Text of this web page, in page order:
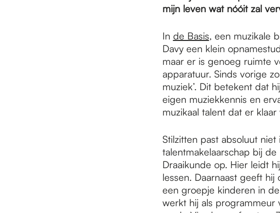
mijn leven wat nóóit zal
In de Basis, een muzikale
Davy een klein
maar er is genoeg ruimte
apparatuur. Sinds vorige
muziek’. Dit betekent dat
eigen muziekkennis en
muzikaal talent dat er
Stilzitten past absoluut niet
talentmakelaarschap bij
Draaikunde op. Hier leidt
lessen. Daarnaast geeft
een groepje kinderen in
werkt hij als programmeur